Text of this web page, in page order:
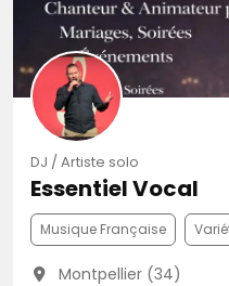
DJ / Artiste solo
Essentiel Vocal
Musique Française
Montpellier (34)